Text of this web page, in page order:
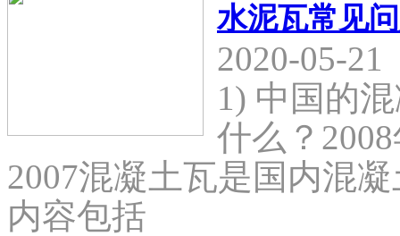
水泥瓦常见
2020-05-21
1) 中国的
什么？
2007混凝土瓦是国内混
内容包括